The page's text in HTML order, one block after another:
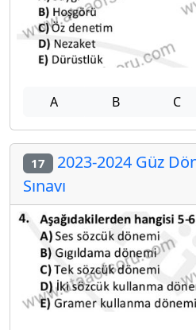
A B C
17 2023-2024 Güz
Sınavı